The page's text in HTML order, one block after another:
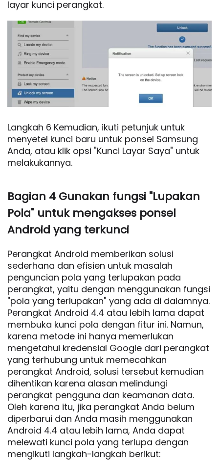
layar kunci perangkat.
Langkah 6 Kemudian, ikuti petunjuk untuk
menyetel kunci baru untuk ponsel Samsung
Anda, atau klik opsi "Kunci Layar Saya" untuk
melakukannya.
Bagian 4 Gunakan fungsi "Lupakan
Pola" untuk mengakses ponsel
Android yang terkunci
Perangkat Android memberikan solusi
sederhana dan efisien untuk masalah
penguncian pola yang terlupakan pada
perangkat, yaitu dengan menggunakan fungsi
"pola yang terlupakan" yang ada di dalamnya.
Perangkat Android 4.4 atau lebih lama dapat
membuka kunci pola dengan fitur ini. Namun,
karena metode ini hanya memerlukan
mengetahui kredensial Google dari perangkat
yang terhubung untuk memecahkan
perangkat Android, solusi tersebut kemudian
dihentikan karena alasan melindungi
perangkat pengguna dan keamanan data.
Oleh karena itu, jika perangkat Anda belum
diperbarui dan Anda masih menggunakan
Android 4.4 atau lebih lama, Anda dapat
melewati kunci pola yang terlupa dengan
mengikuti langkah-langkah berikut: